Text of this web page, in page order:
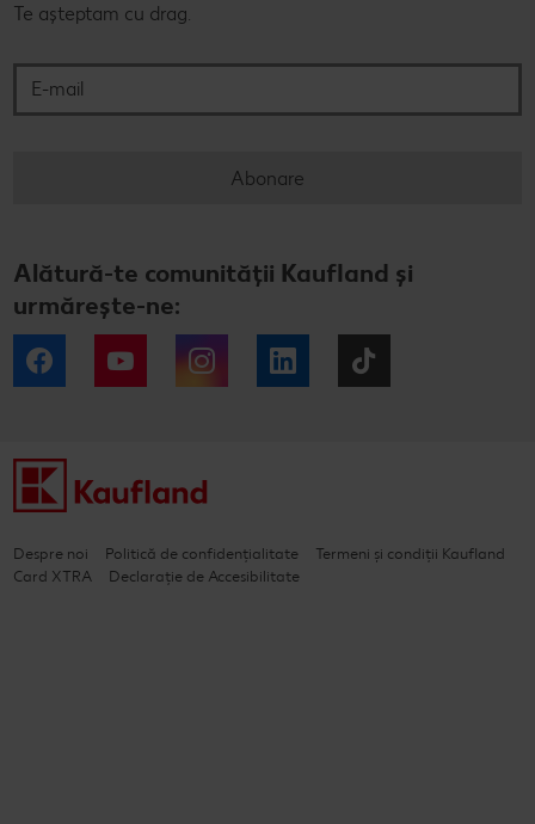
Te așteptam cu drag.
Abonare
Alătură-te comunității Kaufland și
urmărește-ne:
Facebook YouTube Instagram LinkedIn
Despre noi Politică de confidențialitate
Termeni și condiții Kaufland
Card XTRA
Declarație de Accesibilitate